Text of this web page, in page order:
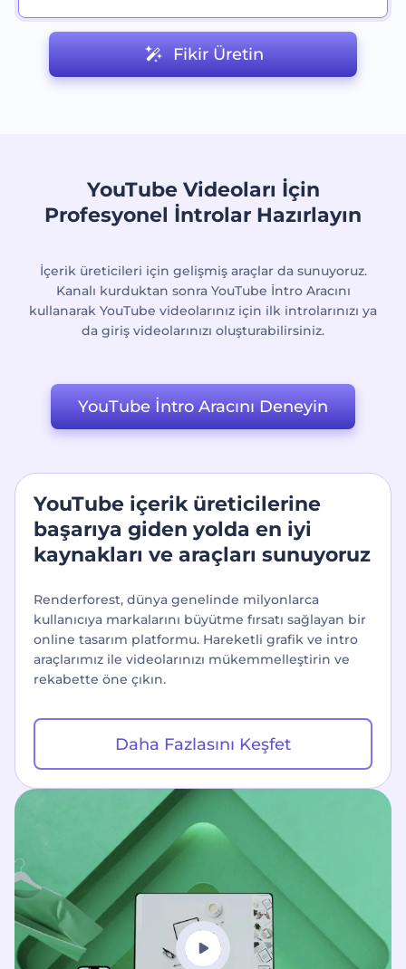
Fikir Üretin
YouTube Videoları İçin
Profesyonel İntrolar Hazırlayın
İçerik üreticileri için gelişmiş araçlar da sunuyoruz.
Kanalı kurduktan sonra YouTube İntro Aracını
kullanarak YouTube videolarınız için ilk introlarınızı ya
da giriş videolarınızı oluşturabilirsiniz.
YouTube İntro Aracını Deneyin
YouTube içerik üreticilerine
başarıya giden yolda en iyi
kaynakları ve araçları sunuyoruz
Renderforest, dünya genelinde milyonlarca
kullanıcıya markalarını büyütme fırsatı sağlayan bir
online tasarım platformu. Hareketli grafik ve intro
araçlarımız ile videolarınızı mükemmelleştirin ve
rekabette öne çıkın.
Daha Fazlasını Keşfet